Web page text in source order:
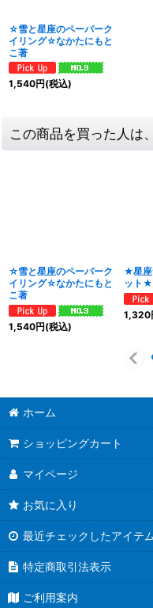
☆雪と星座のペーパーク
イリング☆なかたにもと
こ著
1,540円(税込)
この商品を買った人は
☆雪と星座のペーパーク
イリング☆なかたにもと
こ著
1,540円(税込)
★星座
ット★
1,320
ホーム
ショッピングカート
マイページ
お気に入り
最近チェックしたアイテ
特定商取引法表示
ご利用案内